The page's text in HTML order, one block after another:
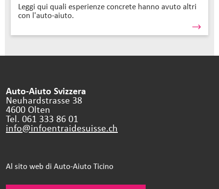
Leggi qui quali esperienze concrete hanno avuto altri
con l'auto-aiuto.
Auto-Aiuto Svizzera
Neuhardstrasse 38
4600 Olten
Tel. 061 333 86 01
info@infoentraidesuisse.ch
Al sito web di Auto-Aiuto Ticino